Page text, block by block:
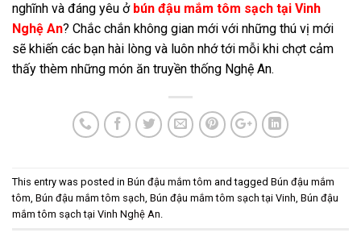
nghĩnh và đáng yêu ở bún đậu mắm tôm sạch tại Vinh
Nghệ An? Chắc chắn không gian mới với những thú vị mới
sẽ khiến các bạn hài lòng và luôn nhớ tới mỗi khi chợt cảm
thấy thèm những món ăn truyền thống Nghệ An.
This entry was posted in Bún đậu mắm tôm and tagged Bún đậu mắm
tôm Bún đậu mắm tôm sạch Bún đậu mắm tôm sạch tại Vinh Bún đậu
mắm tôm sạch tại Vinh Nghệ An